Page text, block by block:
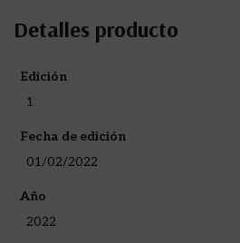
Detalles producto
Edición
1
Fecha de edición
01/02/2022
Año
2022